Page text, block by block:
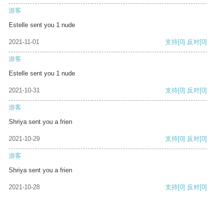
游客
Estelle sent you 1 nude
2021-11-01 支持[0] 反对[0]
游客
Estelle sent you 1 nude
2021-10-31 支持[0] 反对[0]
游客
Shriya sent you a frien
2021-10-29 支持[0] 反对[0]
游客
Shriya sent you a frien
2021-10-28 支持[0] 反对[0]